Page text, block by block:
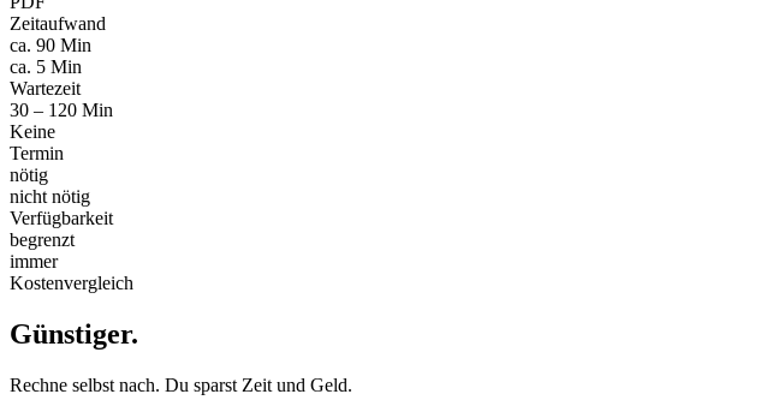
Zeitaufwand
ca. 90 Min
ca. 5 Min
Wartezeit
30 – 120 Min
Keine
Termin
nötig
nicht nötig
Verfügbarkeit
begrenzt
immer
Kostenvergleich
Günstiger.
Rechne selbst nach. Du sparst Zeit und Geld.